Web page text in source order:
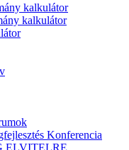
kalkulátor
kalkulátor
Konferencia
ELVITELRE